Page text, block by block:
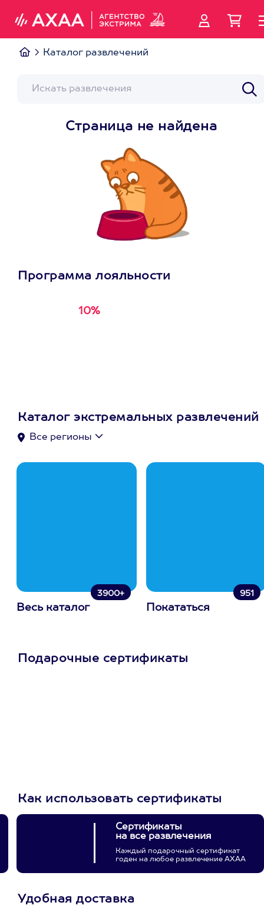
Каталог развлечений
Страница не найдена
Программа лояльности
10%
Каталог экстремальных развлечений
Все регионы
3900+
Весь каталог
951
Покататься
Подарочные сертификаты
Как использовать сертификаты
Сертификаты
на все развлечения
Каждый подарочный сертификат
годен на любое развлечение АХАА
Удобная доставка